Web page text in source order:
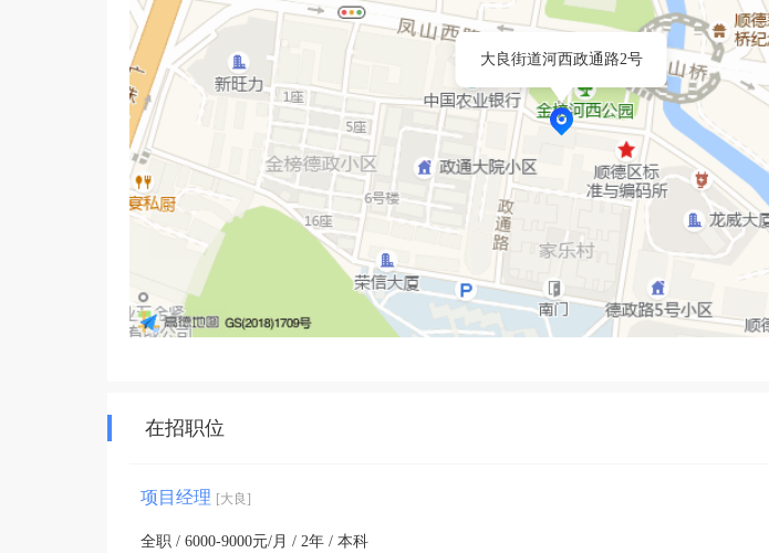
大良街道河西政通路2号
在招职位
项目经理 [大良]
全职 / 6000-9000元/月 / 2年 / 本科